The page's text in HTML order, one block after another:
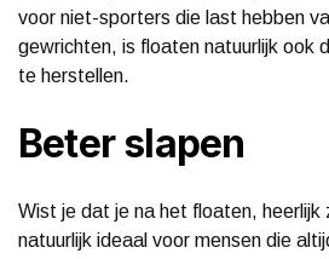
voor niet-sporters die last hebben
gewrichten, is floaten natuurlijk ook
te herstellen.
Beter slapen
Wist je dat je na het floaten, heerlijk
natuurlijk ideaal voor mensen die